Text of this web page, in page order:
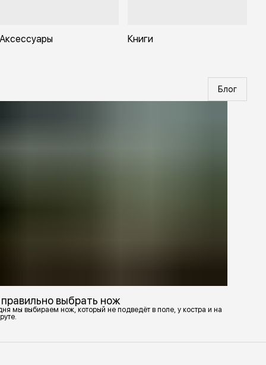
Аксессуары Книги
Блог
выбрать нож
мы выбираем нож, который не подведёт в поле, у костра и на